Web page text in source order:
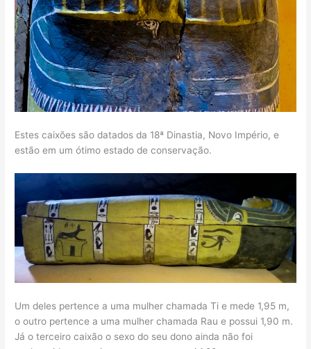
Estes caixões são datados da 18ª Dinastia, Novo Império, e
estão em um ótimo estado de conservação.
Um deles pertence a uma mulher chamada Ti e mede 1,95 m,
o outro pertence a uma mulher chamada Rau e possui 1,90 m.
Já o terceiro caixão o sexo do seu dono ainda não foi